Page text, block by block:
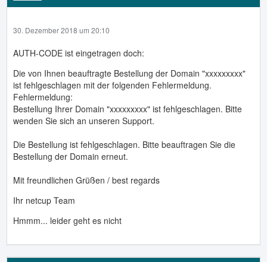
30. Dezember 2018 um 20:10
AUTH-CODE ist eingetragen doch:
Die von Ihnen beauftragte Bestellung der Domain "xxxxxxxxx"
ist fehlgeschlagen mit der folgenden Fehlermeldung.
Fehlermeldung:
Bestellung Ihrer Domain "xxxxxxxxx" ist fehlgeschlagen. Bitte
wenden Sie sich an unseren Support.
Die Bestellung ist fehlgeschlagen. Bitte beauftragen Sie die
Bestellung der Domain erneut.
Mit freundlichen Grüßen / best regards
Ihr netcup Team
Hmmm... leider geht es nicht